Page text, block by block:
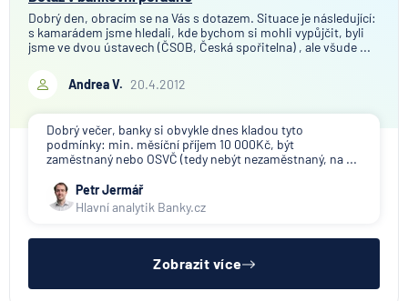
Dobrý den, obracím se na Vás s dotazem. Situace je následující:
s kamarádem jsme hledali, kde bychom si mohli vypůjčit, byli
jsme ve dvou ústavech (ČSOB, Česká spořitelna) , ale všude ...
Andrea V. 20.4.2012
Dobrý večer, banky si obvykle dnes kladou tyto
podmínky: min. měsíční příjem 10 000Kč, být
zaměstnaný nebo OSVČ (tedy nebýt nezaměstnaný, na ...
Petr Jermář
Hlavní analytik Banky.cz
Zobrazit více